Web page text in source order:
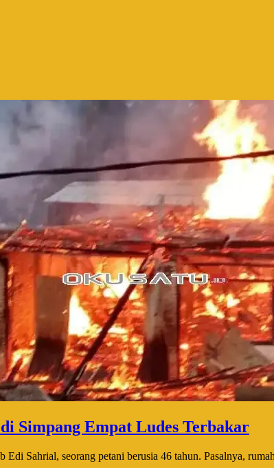
Simpang Empat Ludes Terbakar
Sahrial, seorang petani berusia 46 tahun. Pasalnya,